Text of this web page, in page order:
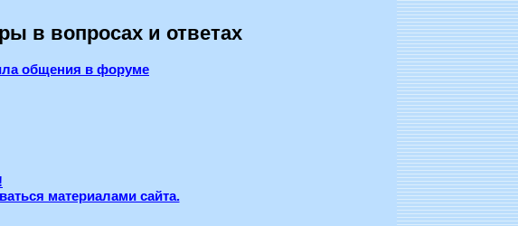
в вопросах и ответах
общения в форуме
материалами сайта.